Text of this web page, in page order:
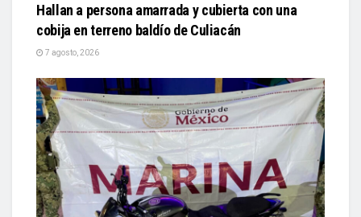
Hallan a persona amarrada y cubierta con una
cobija en terreno baldío de Culiacán
7 agosto, 2026